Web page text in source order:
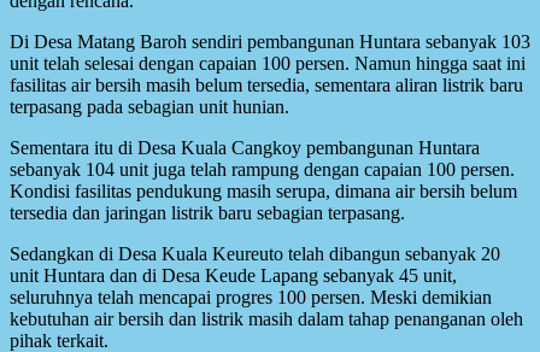
Di Desa Matang Baroh sendiri pembangunan Huntara sebanyak 103
unit telah selesai dengan capaian 100 persen. Namun hingga saat ini
fasilitas air bersih masih belum tersedia, sementara aliran listrik baru
terpasang pada sebagian unit hunian.
Sementara itu di Desa Kuala Cangkoy pembangunan Huntara
sebanyak 104 unit juga telah rampung dengan capaian 100 persen.
Kondisi fasilitas pendukung masih serupa, dimana air bersih belum
tersedia dan jaringan listrik baru sebagian terpasang.
Sedangkan di Desa Kuala Keureuto telah dibangun sebanyak 20
unit Huntara dan di Desa Keude Lapang sebanyak 45 unit,
seluruhnya telah mencapai progres 100 persen. Meski demikian
kebutuhan air bersih dan listrik masih dalam tahap penanganan oleh
pihak terkait.